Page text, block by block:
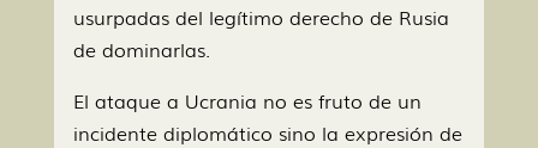
usurpadas del legítimo derecho de Rusia
de dominarlas.
El ataque a Ucrania no es fruto de un
incidente diplomático sino la expresión de